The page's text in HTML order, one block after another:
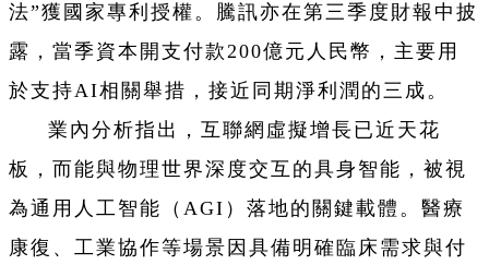
法”獲國家專利授權。騰訊亦在第三季度財報中披
露，當季資本開支付款200億元人民幣，主要用
於支持AI相關舉措，接近同期淨利潤的三成。
業內分析指出，互聯網虛擬增長已近天花
板，而能與物理世界深度交互的具身智能，被視
為通用人工智能（AGI）落地的關鍵載體。醫療
康復、工業協作等場景因具備明確臨床需求與付